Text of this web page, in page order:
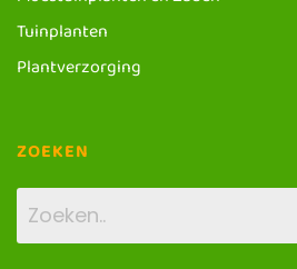
Tuinplanten
Plantverzorging
ZOEKEN